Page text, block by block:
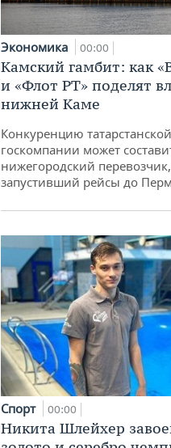
Экономика 00:00
Камский гамбит: как
и «Флот РТ» поделят
нижней Каме
Конкуренцию татарстанской
госкомпании может
нижегородский перевозчик,
запустивший рейсы до
Спорт 00:00
Никита Шлейхер